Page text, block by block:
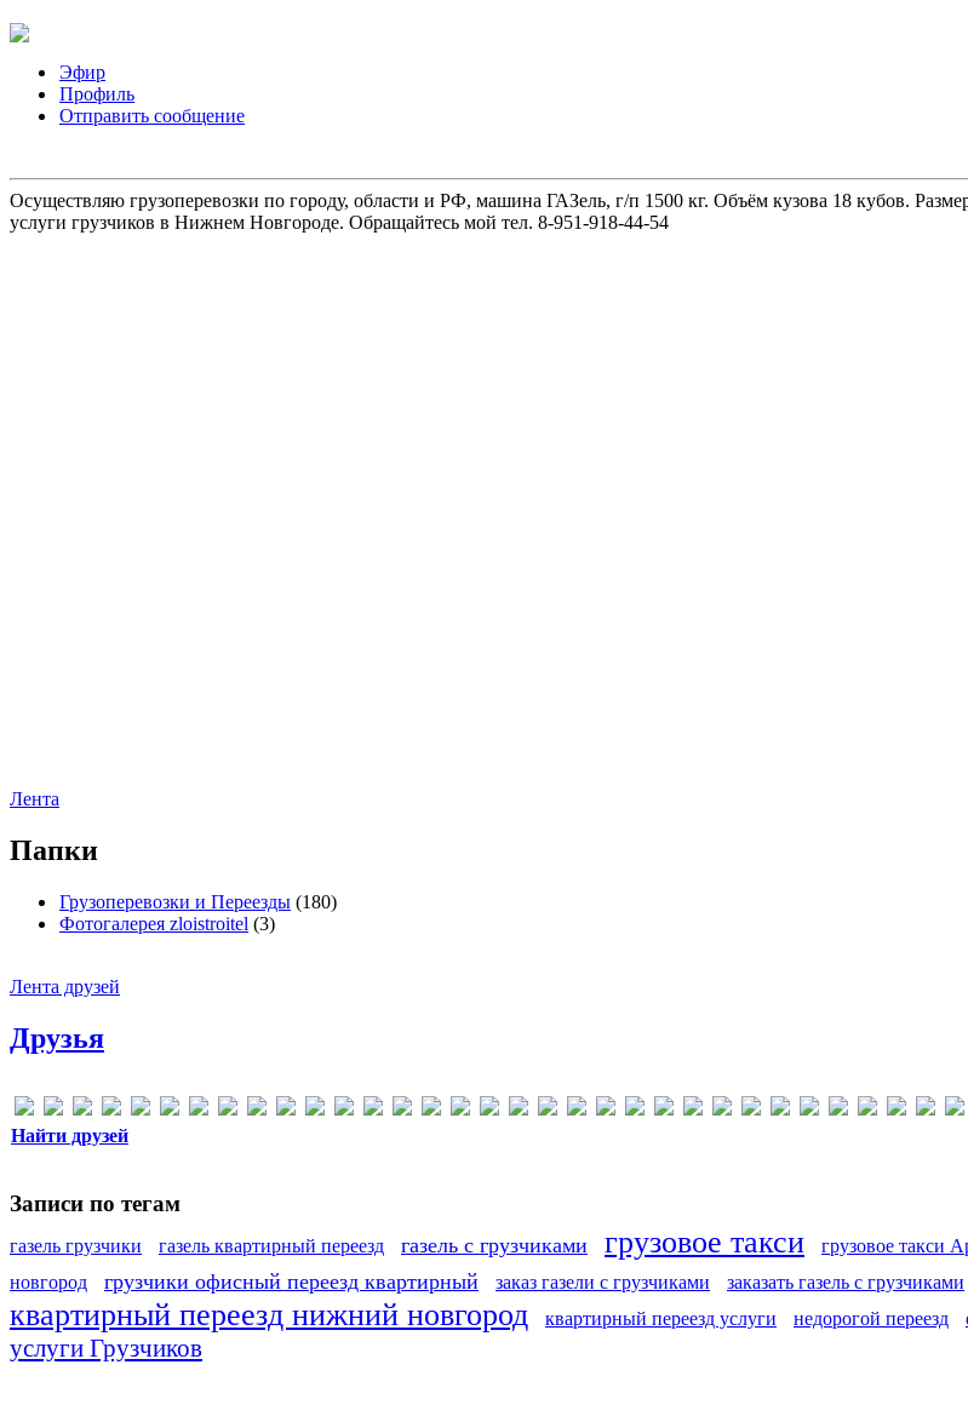
Эфир
Профиль
Отправить сообщение
Осуществляю грузоперевозки по городу, области и РФ, машина ГАЗель, г/п 1500 кг. Объём кузова 18 кубов.
услуги грузчиков в Нижнем Новгороде. Обращайтесь мой тел. 8-951-918-44-54
Лента
Папки
Грузоперевозки и Переезды (180)
Фотогалерея zloistroitel (3)
Лента друзей
Друзья
Найти друзей
Записи по тегам
газель грузчики газель квартирный переезд газель с грузчиками грузовое такси грузовое такси
новгород
грузчики офисный переезд квартирный заказ газели с грузчиками заказать газель с грузчиками
квартирный переезд нижний новгород квартирный переезд услуги недорогой переезд
услуги Грузчиков